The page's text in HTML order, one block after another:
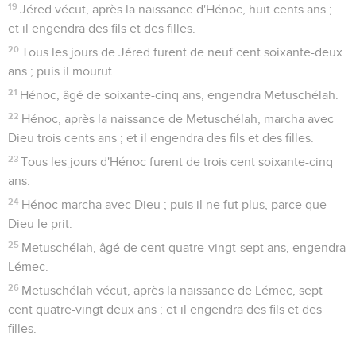
19 Jéred vécut, après la naissance d'Hénoc, huit cents ans ;
et il engendra des fils et des filles.
20 Tous les jours de Jéred furent de neuf cent soixante-deux
ans ; puis il mourut.
21 Hénoc, âgé de soixante-cinq ans, engendra Metuschélah.
22 Hénoc, après la naissance de Metuschélah, marcha avec
Dieu trois cents ans ; et il engendra des fils et des filles.
23 Tous les jours d'Hénoc furent de trois cent soixante-cinq
ans.
24 Hénoc marcha avec Dieu ; puis il ne fut plus, parce que
Dieu le prit.
25 Metuschélah, âgé de cent quatre-vingt-sept ans, engendra
Lémec.
26 Metuschélah vécut, après la naissance de Lémec, sept
cent quatre-vingt deux ans ; et il engendra des fils et des
filles.